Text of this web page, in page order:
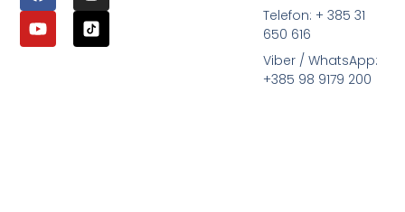
Telefon: + 385 31
650 616
Viber / WhatsApp:
+385 98 9179 200